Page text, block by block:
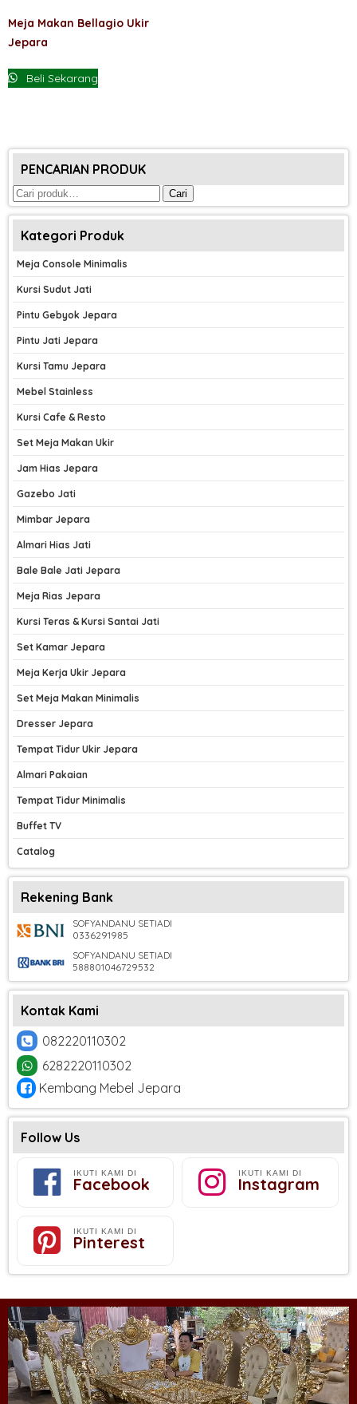
Meja Makan Bellagio Ukir
Jepara
Beli Sekarang
PENCARIAN PRODUK
Pencarian
untuk:
Cari
Kategori Produk
Meja Console Minimalis
Kursi Sudut Jati
Pintu Gebyok Jepara
Pintu Jati Jepara
Kursi Tamu Jepara
Mebel Stainless
Kursi Cafe & Resto
Set Meja Makan Ukir
Jam Hias Jepara
Gazebo Jati
Mimbar Jepara
Almari Hias Jati
Bale Bale Jati Jepara
Meja Rias Jepara
Kursi Teras & Kursi Santai Jati
Set Kamar Jepara
Meja Kerja Ukir Jepara
Set Meja Makan Minimalis
Dresser Jepara
Tempat Tidur Ukir Jepara
Almari Pakaian
Tempat Tidur Minimalis
Buffet TV
Catalog
Rekening Bank
SOFYANDANU SETIADI
0336291985
SOFYANDANU SETIADI
588801046729532
Kontak Kami
082220110302
6282220110302
Kembang Mebel Jepara
Follow Us
IKUTI KAMI DI
Facebook
IKUTI KAMI DI
Instagram
IKUTI KAMI DI
Pinterest